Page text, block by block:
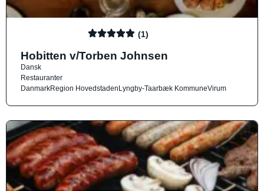
(1)
Hobitten v/Torben Johnsen
Dansk
Restauranter
DanmarkRegion HovedstadenLyngby-Taarbæk KommuneVirum